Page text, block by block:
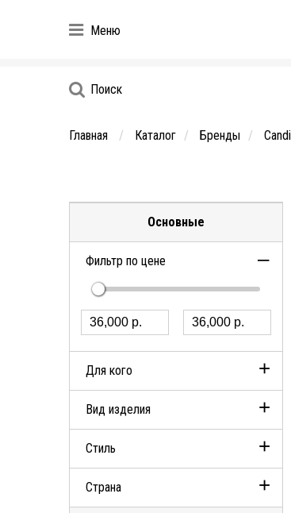
Меню
Поиск
Главная Каталог Бренды
Основные
Фильтр по цене
Для кого
Мужские
Вид изделия
Наручные часы
Стиль
Classic
Страна